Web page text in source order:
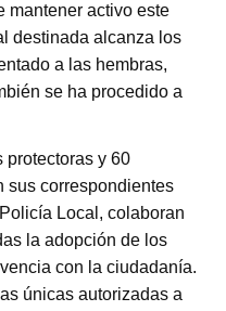
mantener activo este
destinada alcanza los
a las hembras,
se ha procedido a
protectoras y 60
sus correspondientes
Local, colaboran
la adopción de los
con la ciudadanía.
únicas autorizadas a